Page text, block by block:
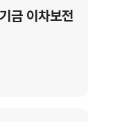
금 이차보전